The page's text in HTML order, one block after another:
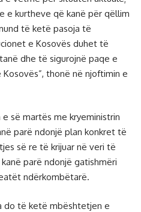
e kurtheve që kanë për qëllim
të ketë pasoja të
e Kosovës duhet të
dhe të sigurojnë paqe e
thonë në njoftimin e
së martës me kryeministrin
parë ndonjë plan konkret të
së re të krijuar në veri të
parë ndonjë gatishmëri
ndërkombëtarë.
do të ketë mbështetjen e